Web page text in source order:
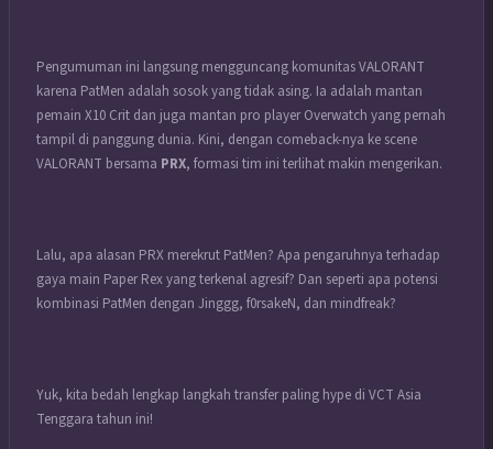
Pengumuman ini langsung mengguncang komunitas VALORANT
karena PatMen adalah sosok yang tidak asing. Ia adalah mantan
pemain X10 Crit dan juga mantan pro player Overwatch yang pernah
tampil di panggung dunia. Kini, dengan comeback-nya ke scene
VALORANT bersama PRX, formasi tim ini terlihat makin mengerikan.
Lalu, apa alasan PRX merekrut PatMen? Apa pengaruhnya terhadap
gaya main Paper Rex yang terkenal agresif? Dan seperti apa potensi
kombinasi PatMen dengan Jinggg, f0rsakeN, dan mindfreak?
Yuk, kita bedah lengkap langkah transfer paling hype di VCT Asia
Tenggara tahun ini!